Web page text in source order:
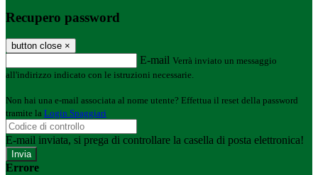
Recupero password
button close ×
E-mail Verrà inviato un messaggio
all'indirizzo indicato con le istruzioni necessarie.
Non hai una e-mail associata al nome utente? Effettua il reset della password
tramite la Login Spaggiari
E-mail inviata, si prega di controllare la casella di posta elettronica!
Errore